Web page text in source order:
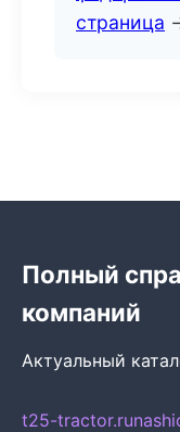
страница
Полный
компаний
Актуальный
t25-tractor.ru